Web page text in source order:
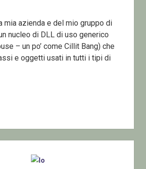
mia azienda e del mio gruppo di
nucleo di DLL di uso generico
– un po’ come Cillit Bang) che
e oggetti usati in tutti i tipi di